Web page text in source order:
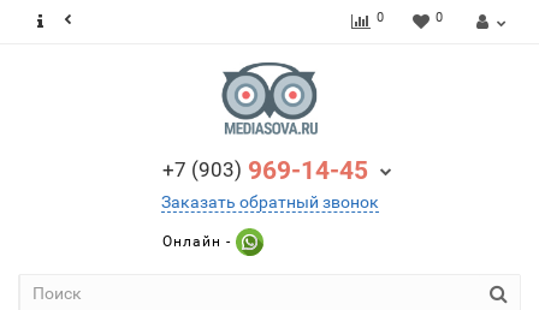
0 0
+7 (903) 969-14-45
Заказать обратный звонок
Онлайн -